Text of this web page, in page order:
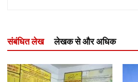
संबंधित लेख लेखक से और अधिक